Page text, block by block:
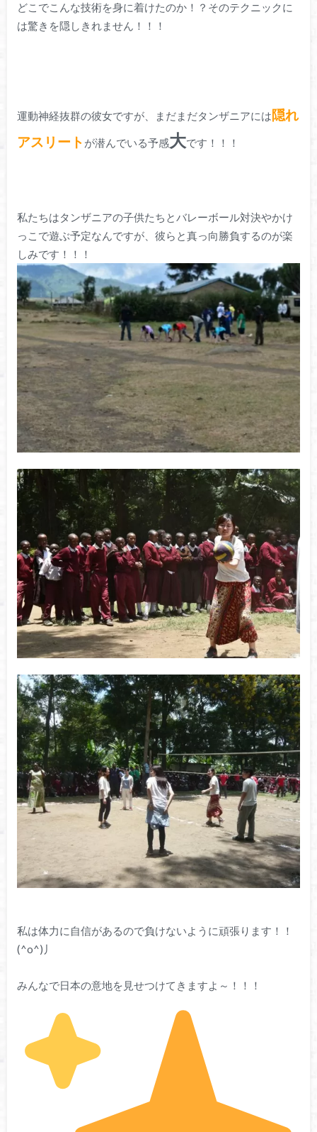
どこでこんな技術を身に着けたのか！？そのテクニックに
は驚きを隠しきれません！！！
運動神経抜群の彼女ですが、まだまだタンザニアには 隠れ
アスリート が潜んでいる予感大です！！！
私たちはタンザニアの子供たちとバレーボール対決やかけ
っこで遊ぶ予定なんですが、彼らと真っ向勝負するのが楽
しみです！！！
私は体力に自信があるので負けないように頑張ります！！
(^o^)丿
みんなで日本の意地を見せつけてきますよ～！！！